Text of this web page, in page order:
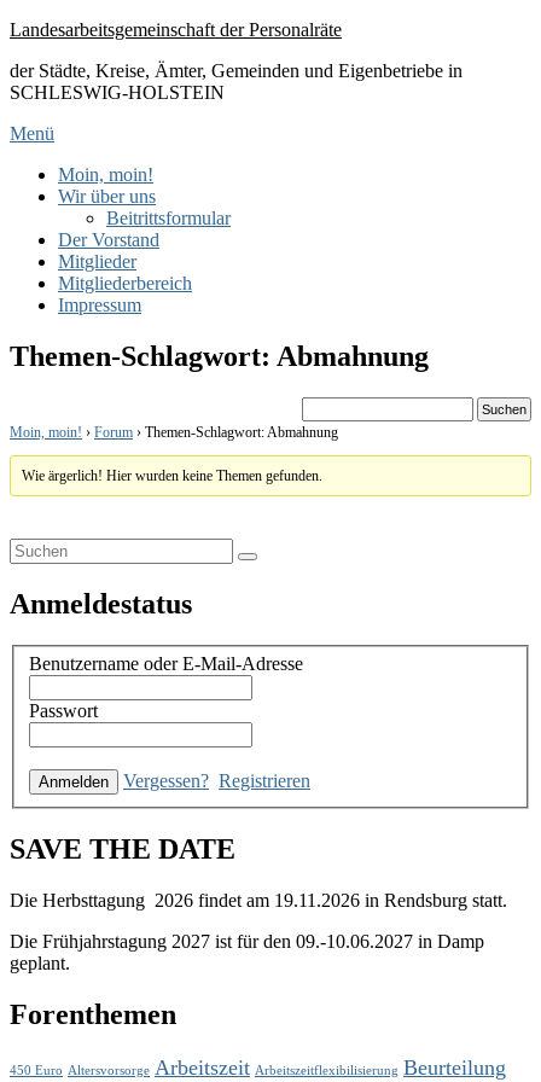
Zum
springen
Landesarbeitsgemeinschaft der Personalräte
der Städte, Kreise, Ämter, Gemeinden und Eigenbetriebe in
SCHLESWIG-HOLSTEIN
Menü
Primäres
Menü
Moin, moin!
Wir über uns
Beitrittsformular
Der Vorstand
Mitglieder
Mitgliederbereich
Impressum
Themen-Schlagwort: Abmahnung
Moin, moin! › Forum › Themen-Schlagwort: Abmahnung
Wie ärgerlich! Hier wurden keine Themen gefunden.
Primärer
Seitenleisten-
Widgetbereich
Suche
nach:
Suchen
Anmeldestatus
Benutzername oder E-Mail-Adresse
Passwort
Vergessen? Registrieren
SAVE THE DATE
Die Herbsttagung 2026 findet am 19.11.2026 in Rendsburg statt.
Die Frühjahrstagung 2027 ist für den 09.-10.06.2027 in Damp
geplant.
Forenthemen
450 Euro Altersvorsorge Arbeitszeit Arbeitszeitflexibilisierung Beurteilung